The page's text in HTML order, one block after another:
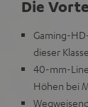
Die
Gaming-
dieser Klasse
40-mm-
Höhen bei